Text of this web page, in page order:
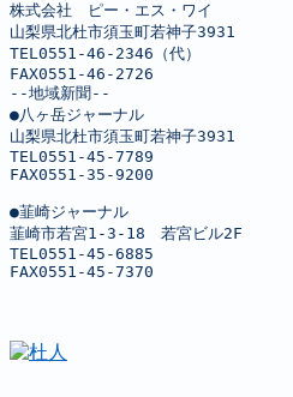
株式会社　ピー・エス・ワイ
山梨県北杜市須玉町若神子3931
TEL0551-46-2346（代）
FAX0551-46-2726
--地域新聞--
●八ヶ岳ジャーナル
山梨県北杜市須玉町若神子3931
TEL0551-45-7789
FAX0551-35-9200
●韮崎ジャーナル
韮崎市若宮1-3-18　若宮ビル2F
TEL0551-45-6885
FAX0551-45-7370